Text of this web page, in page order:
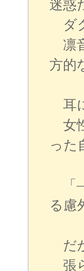
迷惑
ダ
凛
方的
耳
女
った
「
る慮
だ
張